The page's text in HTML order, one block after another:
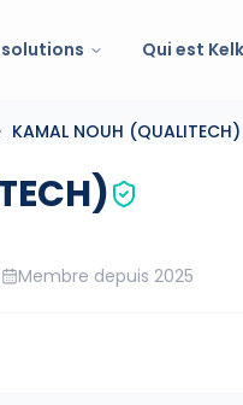
solutions Qui est
KAMAL NOUH (QUALITECH)
Membre depuis 2025